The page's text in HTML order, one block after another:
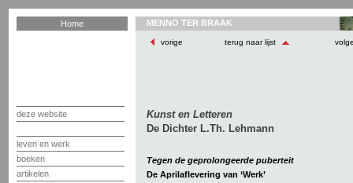
Home
deze website
leven en werk
boeken
artikelen
MENNO TER BRAAK
vorige terug naar lijst
Kunst en Letteren
De Dichter L.Th. Lehmann
Tegen de geprolongeerde puberteit
De Aprilaflevering van ‘Werk’